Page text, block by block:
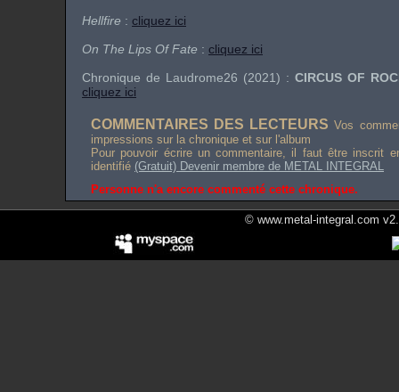
Hellfire : cliquez ici
On The Lips Of Fate : cliquez ici
Chronique de Laudrome26 (2021) : CIRCUS OF
cliquez ici
COMMENTAIRES DES LECTEURS Vos
impressions sur la chronique et sur l'album
Pour pouvoir écrire un commentaire, il faut être inscrit
identifié (Gratuit) Devenir membre de METAL INTEGRAL
Personne n'a encore commenté cette chronique.
© www.metal-integral.com